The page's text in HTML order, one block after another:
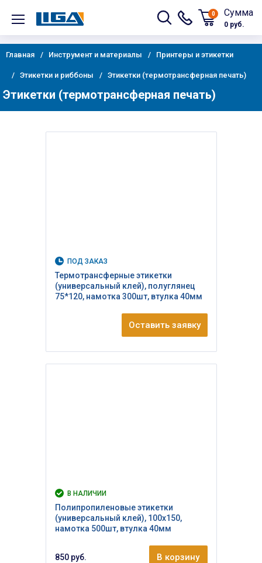
0 Сумма
0 руб.
Главная Инструмент и материалы Принтеры и этикетки
Этикетки и риббоны Этикетки (термотрансферная печать)
Этикетки (термотрансферная печать)
ПОД ЗАКАЗ
Термотрансферные этикетки
(универсальный клей), полуглянец
75*120, намотка 300шт, втулка 40мм
Оставить заявку
В НАЛИЧИИ
Полипропиленовые этикетки
(универсальный клей), 100х150,
намотка 500шт, втулка 40мм
850 руб. В корзину